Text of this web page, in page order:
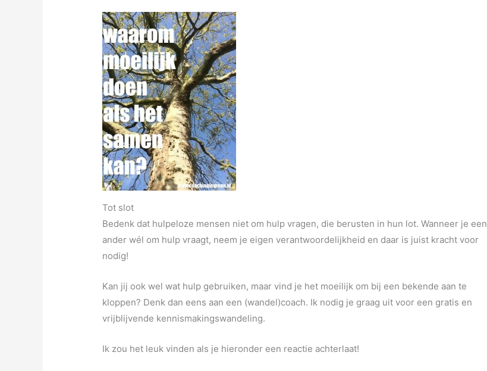
Tot slot
Bedenk dat hulpeloze mensen niet om hulp vragen, die berusten in hun lot. Wanneer je een
ander wél om hulp vraagt, neem je eigen verantwoordelijkheid en daar is juist kracht voor
nodig!
Kan jij ook wel wat hulp gebruiken, maar vind je het moeilijk om bij een bekende aan te
kloppen? Denk dan eens aan een (wandel)coach. Ik nodig je graag uit voor een gratis en
vrijblijvende kennismakingswandeling.
Ik zou het leuk vinden als je hieronder een reactie achterlaat!